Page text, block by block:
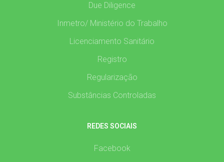
Due Diligence
Inmetro/ Ministério do Trabalho
Licenciamento Sanitário
Registro
Regularização
Substâncias Controladas
REDES SOCIAIS
Facebook